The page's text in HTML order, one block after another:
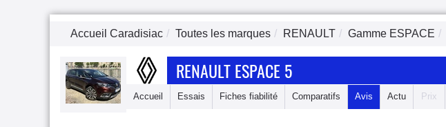
Accueil Caradisiac Toutes les marques RENAULT Gamme ESPACE
RENAULT ESPACE 5
Accueil Essais Fiches fiabilité Comparatifs Avis Actu Prix